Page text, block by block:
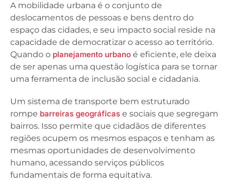
A mobilidade urbana é o conjunto de
deslocamentos de pessoas e bens dentro do
espaço das cidades, e seu impacto social reside na
capacidade de democratizar o acesso ao território.
Quando o planejamento urbano é eficiente, ele deixa
de ser apenas uma questão logística para se tornar
uma ferramenta de inclusão social e cidadania.
Um sistema de transporte bem estruturado
rompe barreiras geográficas e sociais que segregam
bairros. Isso permite que cidadãos de diferentes
regiões ocupem os mesmos espaços e tenham as
mesmas oportunidades de desenvolvimento
humano, acessando serviços públicos
fundamentais de forma equitativa.